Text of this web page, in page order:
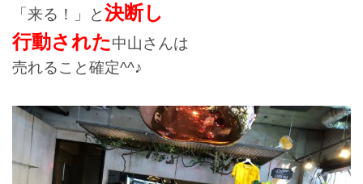
「来る！」と決断し
行動された中山さんは
売れること確定^^♪